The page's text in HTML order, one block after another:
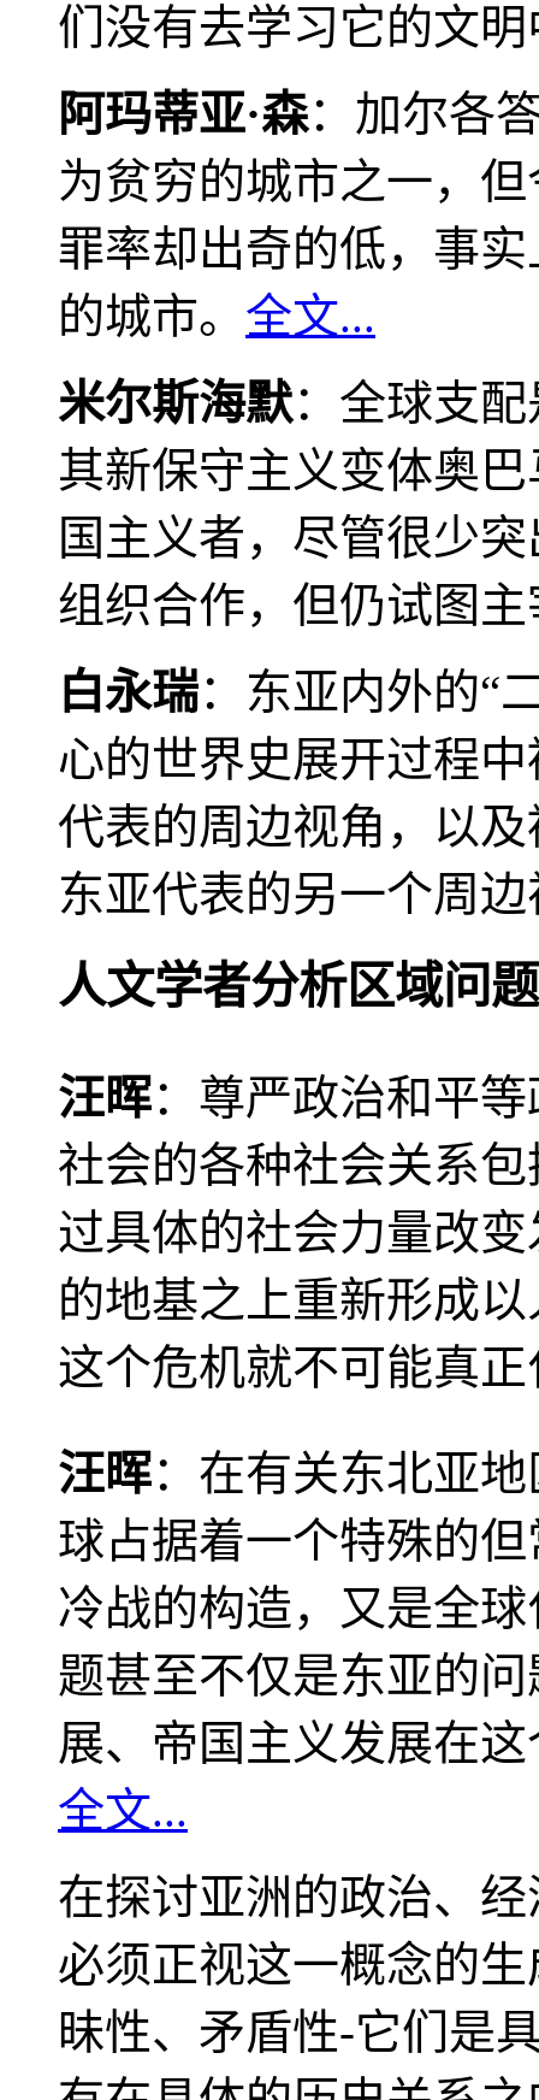
们没有去学习它的文
阿玛蒂亚·森：加尔各
为贫穷的城市之一，
罪率却出奇的低，事
的城市。 全文...
米尔斯海默：全球支
其新保守主义变体奥
国主义者，尽管很少
组织合作，但仍试图
白永瑞：东亚内外的“
心的世界史展开过程
代表的周边视角，以
东亚代表的另一个周
人文学者分析区域问题
汪晖：尊严政治和平
社会的各种社会关系
过具体的社会力量改
的地基之上重新形成
这个危机就不可能真
汪晖：在有关东北亚
球占据着一个特殊的
冷战的构造，又是全
题甚至不仅是东亚的
展、帝国主义发展在
全文...
在探讨亚洲的政治、
必须正视这一概念的
昧性、矛盾性-它们是